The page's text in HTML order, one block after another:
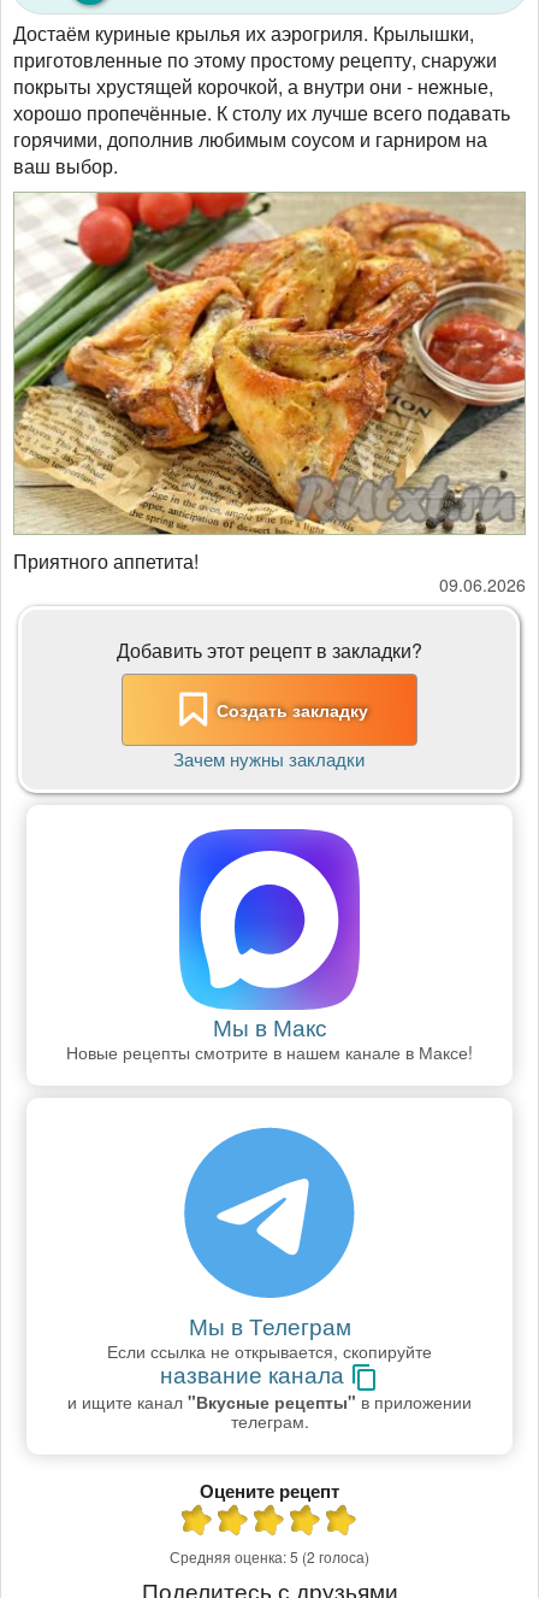
Достаём куриные крылья их аэрогриля. Крылышки,
приготовленные по этому простому рецепту, снаружи
покрыты хрустящей корочкой, а внутри они - нежные,
хорошо пропечённые. К столу их лучше всего подавать
горячими, дополнив любимым соусом и гарниром на
ваш выбор.
Приятного аппетита!
09.06.2026
Добавить этот рецепт в закладки?
Создать закладку
Зачем нужны закладки
Мы в Макс
Новые рецепты смотрите в нашем канале в Максе!
Мы в Телеграм
Если ссылка не открывается, скопируйте
название канала
и ищите канал "Вкусные рецепты" в приложении
телеграм.
Оцените рецепт
Средняя оценка:5 (2 голоса)
Поделитесь с друзьями